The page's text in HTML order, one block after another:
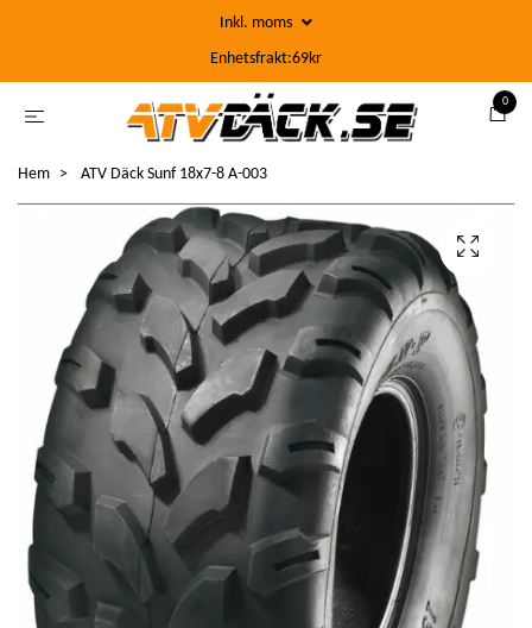
Inkl. moms
Enhetsfrakt:69kr
0
Hem ATV Däck Sunf 18x7-8 A-003